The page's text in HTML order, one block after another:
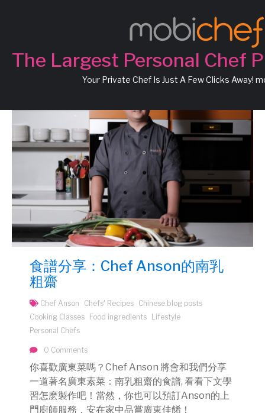
The Largest Personal Chef
Your Private Chef Is Just A Few Clicks Away!
食譜分享：Chef Anson的南乳
粗齋
Chef Anson Chefs' Recipes Chinese blog posts
Cooking Classes
Food ingredients
Lifestyle
Personal Chefs
0 Comments
你喜歡廣東菜嗎？Chef Anson 將會和我們分享
一道著名廣東素菜：南乳粗齋的食譜, 看看下文學
習怎麽製作吧！當然，你也可以預訂Anson的上
門廚師服務，安在家中品嘗廣東佳餚！